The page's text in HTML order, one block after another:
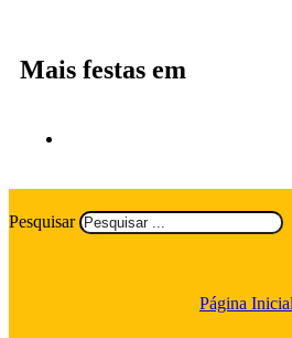
Mais festas em
Pesquisar
Página Inicial